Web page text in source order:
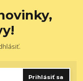
Prihlásiť sa